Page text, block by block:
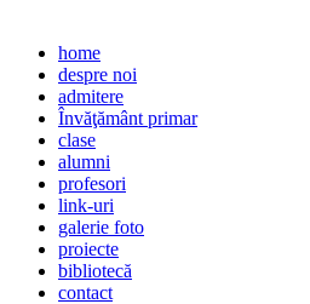
home
despre noi
admitere
Învăţământ primar
clase
alumni
profesori
link-uri
galerie foto
proiecte
bibliotecă
contact